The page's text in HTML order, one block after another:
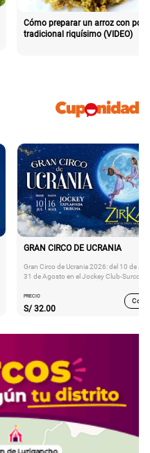
Cómo preparar un arroz con pollo
tradicional riquísimo (VIDEO)
GRAN CIRCO DE UCRANIA
Gran Circo de Ucrania 2026: del 10 de
31 de Agosto en el Jockey Club-Surco
PRECIO
S/ 32.00